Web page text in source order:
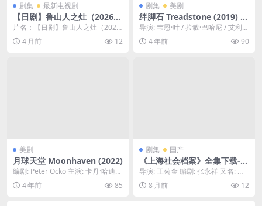
剧集 最新电视剧
【日剧】鲁山人之灶（2026）
剧情 夸克网盘保存
片名：【日剧】鲁山人之灶（202
6） 剧情 夸克网盘保存 分类：剧集
类型：剧情...
4 月前 12
剧集 美剧
绊脚石 Treadstone (2019) 1
080中字
导演: 韦恩·叶 / 拉敏·巴哈尼 / 艾利克
斯·格雷夫斯 编剧: 泰勒·希塞尔...
4 年前 90
美剧
月球天堂 Moonhaven (2022)
编剧: Peter Ocko 主演: 卡丹·哈迪森
/ 阿玛拉·卡兰 / 乔·曼...
4 年前 85
剧集 国产
《上海社会档案》全集下载-1
981-1080P极速提取 – 犯罪/
导演: 王菊金 编剧: 张永祥 又名: 上
海社曾 / 少女初夜权 / On th...
8 月前 12